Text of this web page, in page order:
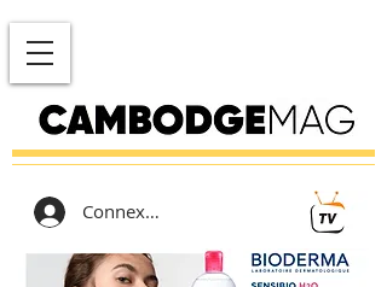
Connexion